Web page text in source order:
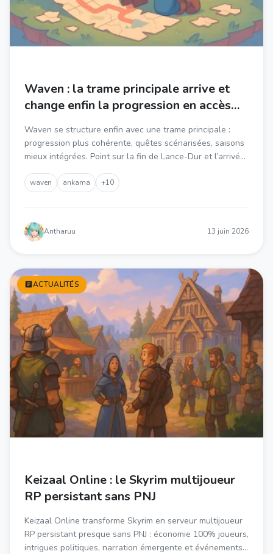
Waven : la trame principale arrive et
change enfin la progression en accès
Waven se structure enfin avec une trame principale :
progression plus cohérente, quêtes scénarisées, saisons
mieux intégrées. Point sur la fin de Lance-Dur et l’arrivée
waven ankama +10
Antharuu 13 juin 2026
ACTUALITÉS
Keizaal Online : le Skyrim multijoueur
RP persistant sans PNJ
Keizaal Online transforme Skyrim en serveur multijoueur
RP persistant presque sans PNJ : économie 100% joueurs,
intrigues politiques, narration émergente et événements